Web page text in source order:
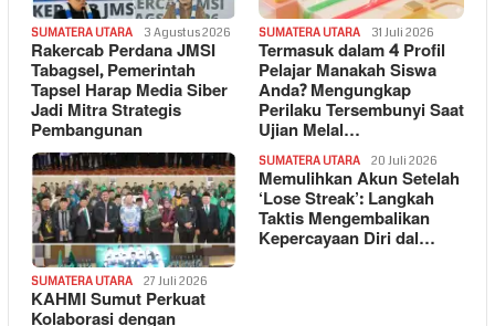
SUMATERA UTARA 3 Agustus 2026
Rakercab Perdana JMSI
Tabagsel, Pemerintah
Tapsel Harap Media Siber
Jadi Mitra Strategis
Pembangunan
SUMATERA UTARA 31 Juli 2026
Termasuk dalam 4 Profil
Pelajar Manakah Siswa
Anda? Mengungkap
Perilaku Tersembunyi Saat
Ujian Melal…
SUMATERA UTARA 27 Juli 2026
KAHMI Sumut Perkuat
Kolaborasi dengan
SUMATERA UTARA 20 Juli 2026
Memulihkan Akun Setelah
‘Lose Streak’: Langkah
Taktis Mengembalikan
Kepercayaan Diri dal…